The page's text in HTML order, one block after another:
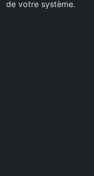
de votre système.